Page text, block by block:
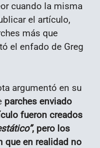
cuando la misma
el artículo,
más que
el enfado de Greg
argumentó en su
parches enviado
fueron creados
, pero los
que en realidad no